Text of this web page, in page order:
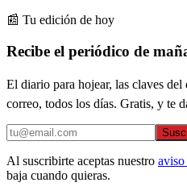
📰 Tu edición de hoy
Recibe el periódico de
El diario para hojear, las claves
correo, todos los días. Gratis, y te
Al suscribirte aceptas nuestro
baja cuando quieras.